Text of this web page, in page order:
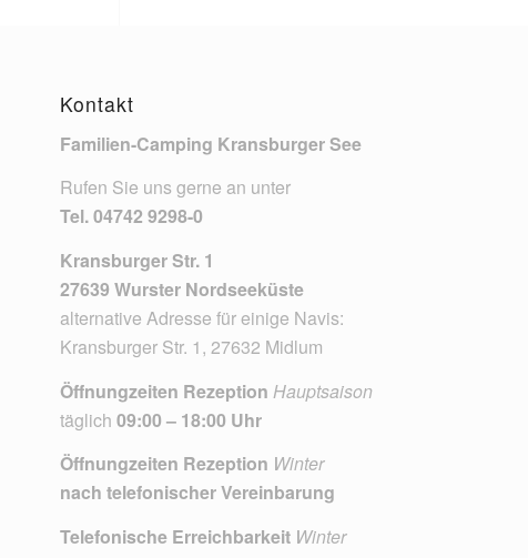
Kontakt
Familien-Camping Kransburger See
Rufen Sie uns gerne an unter
Tel.04742 9298-0
Kransburger Str. 1
27639 Wurster Nordseeküste
alternative Adresse für einige Navis:
Kransburger Str. 1, 27632 Midlum
Öffnungzeiten Rezeption Hauptsaison
täglich 09:00 – 18:00 Uhr
Öffnungzeiten Rezeption Winter
nach telefonischer Vereinbarung
Telefonische Erreichbarkeit Winter